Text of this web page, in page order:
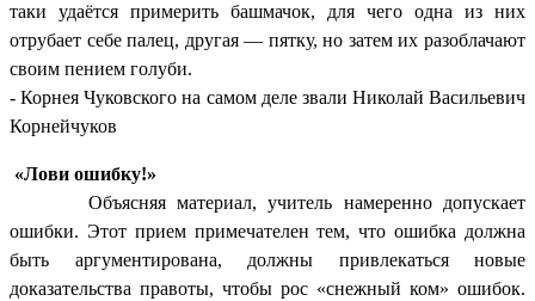
таки удаётся примерить башмачок, для чего одна из них
отрубает себе палец, другая — пятку, но затем их разоблачают
своим пением голуби.
- Корнея Чуковского на самом деле звали Николай Васильевич
Корнейчуков
«Лови ошибку!»
Объясняя материал, учитель намеренно допускает
ошибки. Этот прием примечателен тем, что ошибка должна
быть аргументирована, должны привлекаться новые
доказательства правоты, чтобы рос «снежный ком» ошибок.